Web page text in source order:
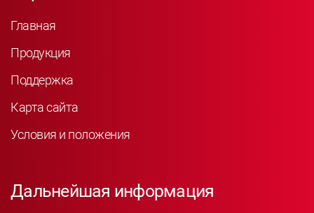
Главная
Продукция
Поддержка
Карта сайта
Условия и положения
Дальнейшая информация